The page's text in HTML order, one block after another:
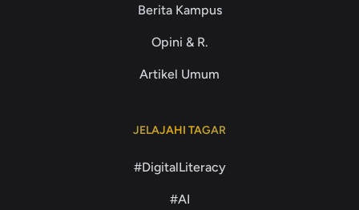
Berita Kampus
Opini & R.
Artikel Umum
JELAJAHI TAGAR
#DigitalLiteracy
#AI